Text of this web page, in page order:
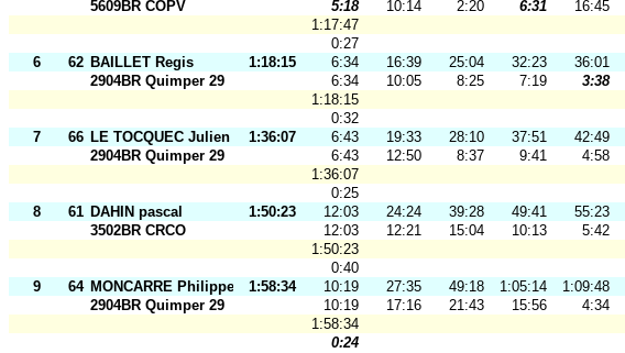
5609BR COPV
5:18 10:14 2:20 6:31 16:45
1:17:47
0:27
6
62 BAILLET Regis 1:18:15 6:34 16:39 25:04 32:23 36:01
2904BR Quimper 29
6:34 10:05 8:25 7:19 3:38
1:18:15
0:32
7
66 LE TOCQUEC Julien 1:36:07 6:43 19:33 28:10 37:51 42:49
2904BR Quimper 29
6:43 12:50 8:37 9:41 4:58
1:36:07
0:25
8
61 DAHIN pascal 1:50:23 12:03 24:24 39:28 49:41 55:23
3502BR CRCO
12:03 12:21 15:04 10:13 5:42
1:50:23
0:40
9
64 MONCARRE Philippe 1:58:34 10:19 27:35 49:18 1:05:14 1:09:48
2904BR Quimper 29
10:19 17:16 21:43 15:56 4:34
1:58:34
0:24